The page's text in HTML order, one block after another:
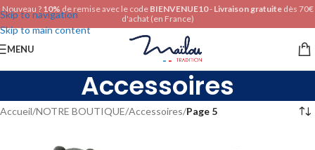
Skip to navigation
Skip to main content
Nouveau ? 10% de remise avec le code BIENVENUE10- Livraison gratuitedès 70€
d'achat (en France)
MENU
Accessoires
Accueil/NOTRE BOUTIQUE/Accessoires/Page 5